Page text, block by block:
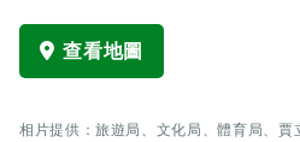
查看地圖
相片提供：旅遊局、文化局、體育局、